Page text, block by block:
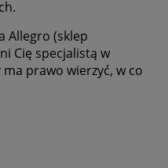
Allegro (sklep
Cię specjalistą w
prawo wierzyć, w co